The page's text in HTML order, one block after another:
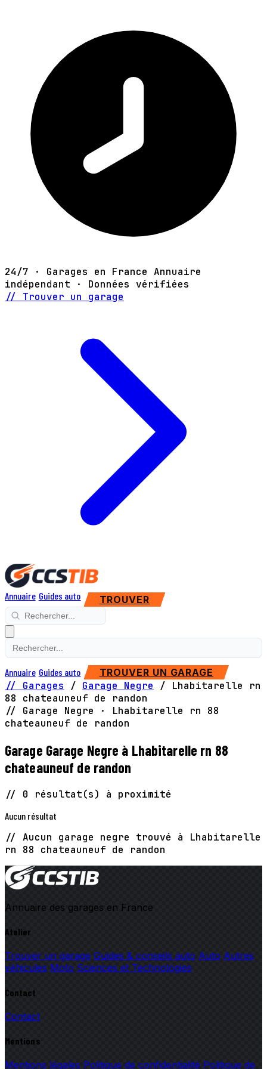
24/7 · Garages en France Annuaire
indépendant · Données vérifiées
// Trouver un garage
Annuaire Guides auto TROUVER
Annuaire Guides auto TROUVER UN GARAGE
// Garages / Garage Negre /
Lhabitarelle rn
88 chateauneuf de randon
// Garage Negre · Lhabitarelle rn 88
chateauneuf de randon
Garage Garage Negre à Lhabitarelle rn 88
chateauneuf de randon
// 0 résultat(s) à proximité
Aucun résultat
// Aucun garage negre trouvé à Lhabitarelle
rn 88 chateauneuf de randon
Annuaire des garages en France
Atelier
Trouver un garage Guides & conseils auto Auto Autres
véhicules Moto Sciences et Technologies
Contact
Contact
Mentions
Mentions légales Politique de confidentialité Politique de